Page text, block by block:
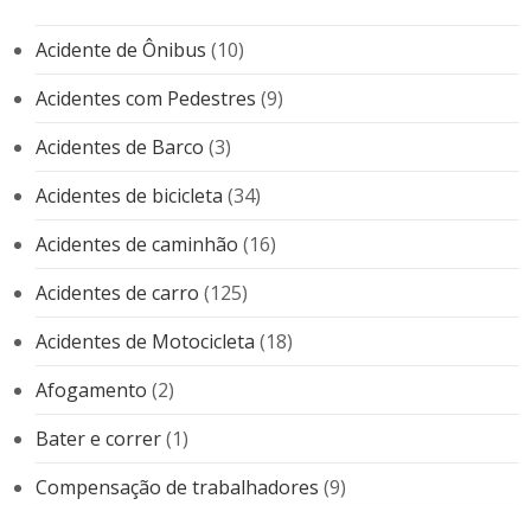
Acidente de Ônibus (10)
Acidentes com Pedestres (9)
Acidentes de Barco (3)
Acidentes de bicicleta (34)
Acidentes de caminhão (16)
Acidentes de carro (125)
Acidentes de Motocicleta (18)
Afogamento (2)
Bater e correr(1)
Compensação de trabalhadores (9)